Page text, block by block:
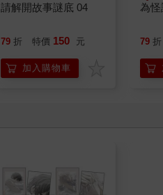
請解開故事謎底 04
79 折 特價 150 元
加入購物車
為
79 折